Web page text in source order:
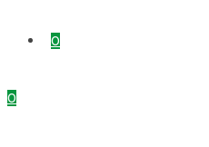
0
0